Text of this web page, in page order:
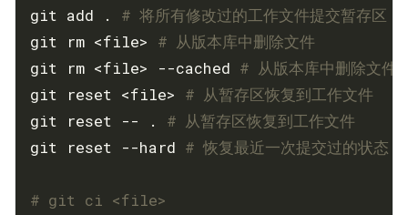
git add . # 将所有修改过的工作文件提交暂存区
git rm <file> # 从版本库中删除文件
git rm <file> --cached # 从版本库中删除文件
git reset <file> # 从暂存区恢复到工作文件
git reset -- . # 从暂存区恢复到工作文件
git reset --hard # 恢复最近一次提交过的状态
# git ci <file>